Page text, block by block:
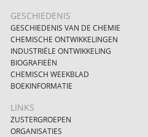
GESCHIEDENIS
GESCHIEDENIS VAN DE CHEMIE
CHEMISCHE ONTWIKKELINGEN
INDUSTRIËLE ONTWIKKELING
BIOGRAFIEËN
CHEMISCH WEEKBLAD
BOEKINFORMATIE
LINKS
ZUSTERGROEPEN
ORGANISATIES